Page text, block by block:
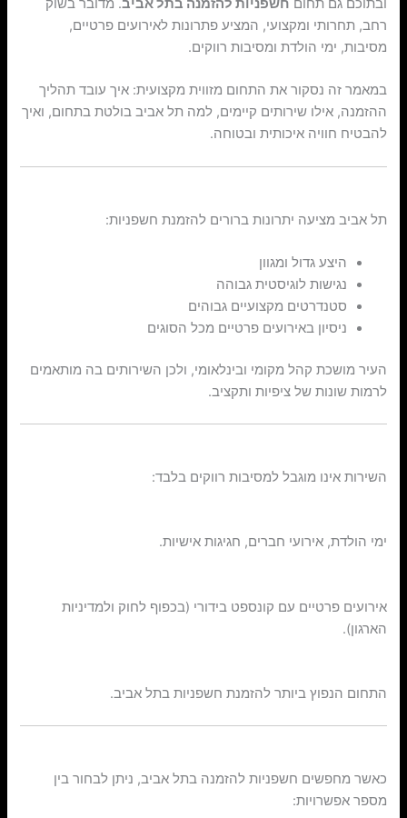
ובתוכם גם תחום חשפניות להזמנה בתל אביב. מדובר בשוק
רחב, תחרותי ומקצועי, המציע פתרונות לאירועים פרטיים,
מסיבות, ימי הולדת ומסיבות רווקים.
במאמר זה נסקור את התחום מזווית מקצועית: איך עובד תהליך
ההזמנה, אילו שירותים קיימים, למה תל אביב בולטת בתחום, ואיך
להבטיח חוויה איכותית ובטוחה.
תל אביב מציעה יתרונות ברורים להזמנת חשפניות:
היצע גדול ומגוון
נגישות לוגיסטית גבוהה
סטנדרטים מקצועיים גבוהים
ניסיון באירועים פרטיים מכל הסוגים
העיר מושכת קהל מקומי ובינלאומי, ולכן השירותים בה מותאמים
לרמות שונות של ציפיות ותקציב.
השירות אינו מוגבל למסיבות רווקים בלבד:
ימי הולדת, אירועי חברים, חגיגות אישיות.
אירועים פרטיים עם קונספט בידורי (בכפוף לחוק ולמדיניות
הארגון).
התחום הנפוץ ביותר להזמנת חשפניות בתל אביב.
כאשר מחפשים חשפניות להזמנה בתל אביב, ניתן לבחור בין
מספר אפשרויות: